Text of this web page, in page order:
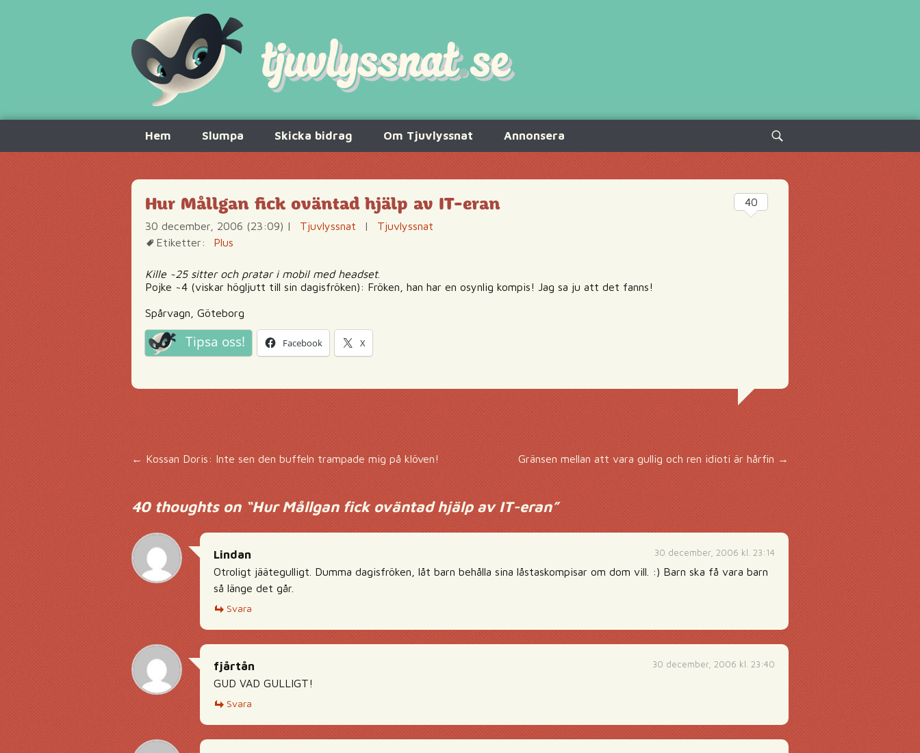
innehåll
Hem Slumpa Skicka bidrag Om Tjuvlyssnat Annonsera
Sök
efter:
Hur Mållgan fick oväntad hjälp av IT-eran
30 december, 2006 (23:09) | Tjuvlyssnat |
Tjuvlyssnat
Etiketter:
Plus
Kille ~25 sitter och pratar i mobil med headset.
Pojke ~4 (viskar högljutt till sin dagisfröken): Fröken, han har en osynlig kompis! Jag sa ju att det fanns!
Spårvagn, Göteborg
Tipsa oss! Facebook X
40
Inläggsnavigering
←Kossan Doris: Inte sen den buffeln trampade mig på klöven! Gränsen mellan att vara gullig och ren idioti är hårfin →
40 thoughts on “Hur Mållgan fick oväntad hjälp av IT-eran”
30 december, 2006 kl. 23:14
Lindan
Otroligt jäätegulligt. Dumma dagisfröken, låt barn behålla sina låstaskompisar om dom vill. :) Barn ska få vara barn
så länge det går.
Svara
30 december, 2006 kl. 23:40
fjårtån
GUD VAD GULLIGT!
Svara